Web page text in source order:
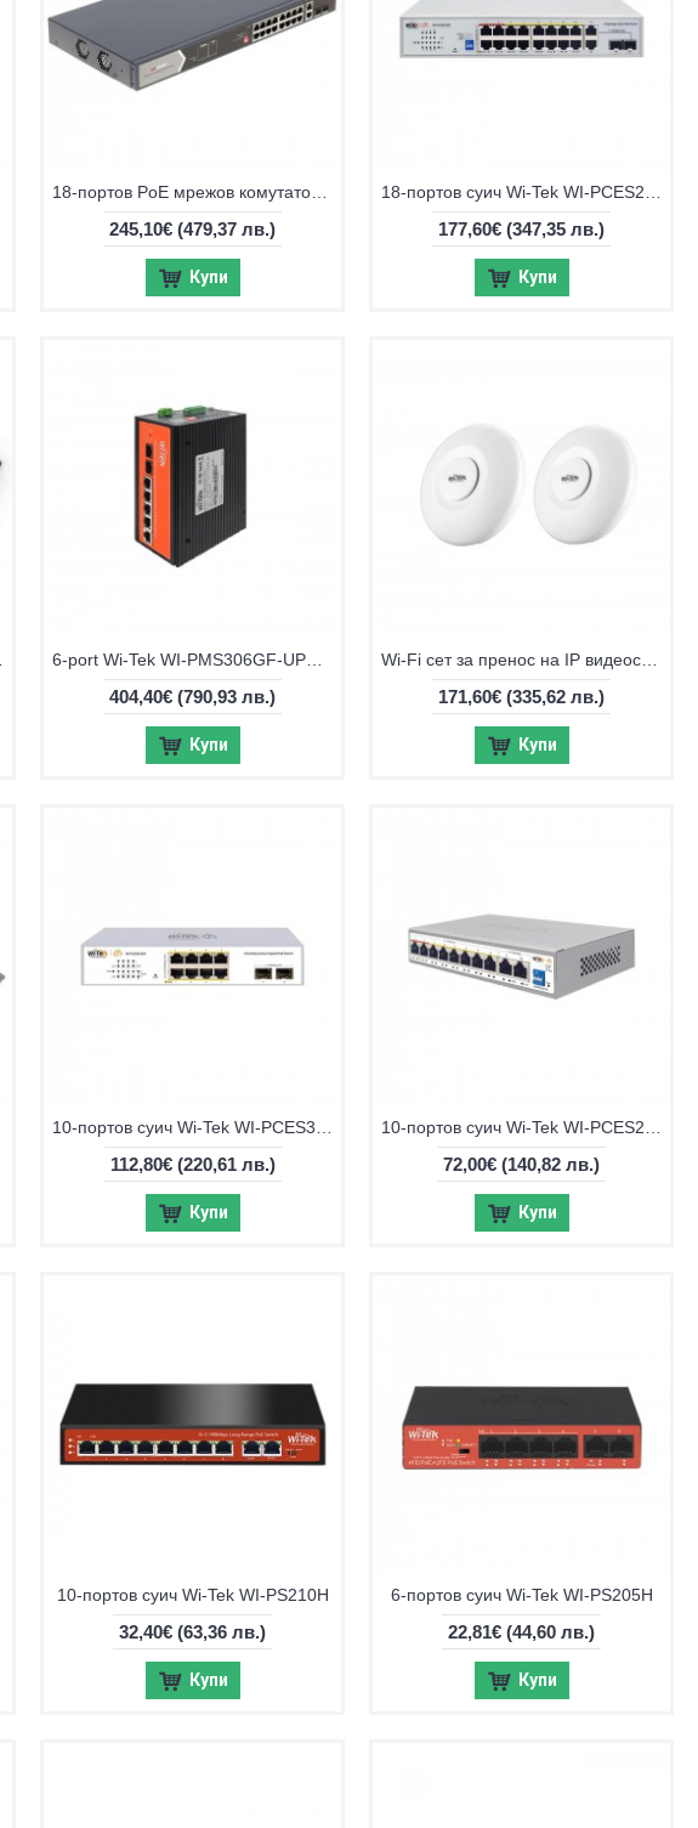
245,10€ (479,37 лв.)
Купи
177,60€ (347,35 лв.)
Купи
404,40€ (790,93 лв.)
Купи
171,60€ (335,62 лв.)
Купи
112,80€(220,61 лв.)
Купи
72,00€ (140,82 лв.)
Купи
10-портов суич Wi-Tek WI-PS210H
32,40€ (63,36 лв.)
Купи
6-портов суич Wi-Tek WI-PS205H
22,81€ (44,60 лв.)
Купи